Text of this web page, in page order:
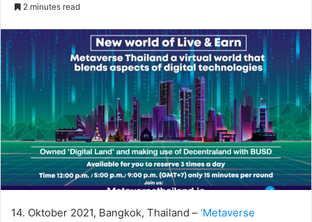
2 minutes read
14. Oktober 2021, Bangkok, Thailand – ‘Metaverse